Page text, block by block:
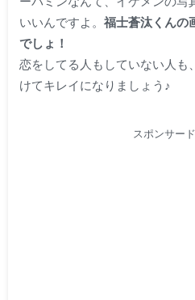
いいんですよ。 福士蒼汰くんの
でしょ！
恋をしてる人もしていない人も、
けてキレイになりましょう♪
スポンサー